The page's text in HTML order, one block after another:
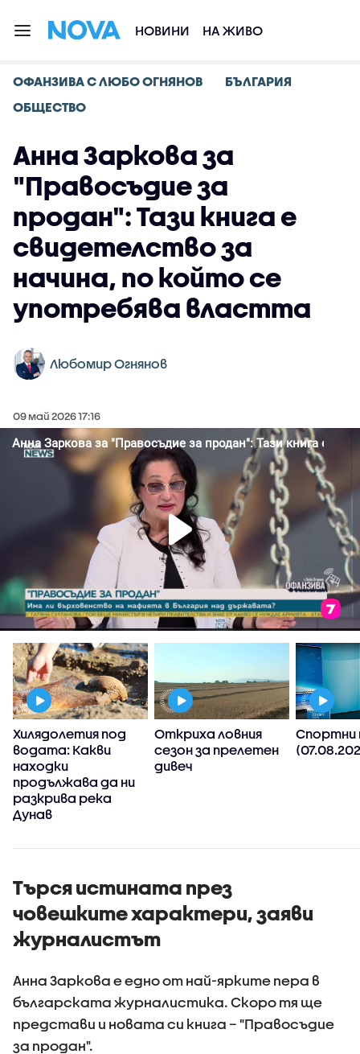
НОВИНИ НА ЖИВО
ОФАНЗИВА С ЛЮБО ОГНЯНОВ
БЪЛГАРИЯ
ОБЩЕСТВО
Анна Заркова за
"Правосъдие за
продан": Тази книга е
свидетелство за
начина, по който се
употребява властта
Любомир Огнянов
09 май 2026 17:16
Хилядолетия под
водата: Какви
находки
продължава да ни
разкрива река
Дунав
Откриха ловния
сезон за прелетен
дивеч
Спортни
Търся истината през
човешките характери, заяви
журналистът
Анна Заркова е едно от най-ярките пера в
българската журналистика. Скоро тя ще
представи и новата си книга – "Правосъдие
за продан".